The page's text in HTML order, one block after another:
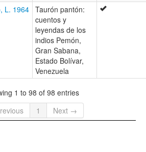
L. 1964
Taurón pantón:
cuentos y
leyendas de los
indios Pemón,
Gran Sabana,
Estado Bolívar,
Venezuela
1 to 98 of 98 entries
1 Next →